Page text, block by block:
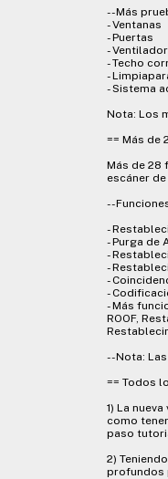
--Más
- Ventanas
- Puertas
- Ventilador
- Techo
-
- Sistema
Nota: Los
== Más de
Más de 28
escáner
--
-
- Purga de
-
-
-
-
- Más
ROOF,
--Nota:
== Todos
1) La
como
paso
2)
profundos